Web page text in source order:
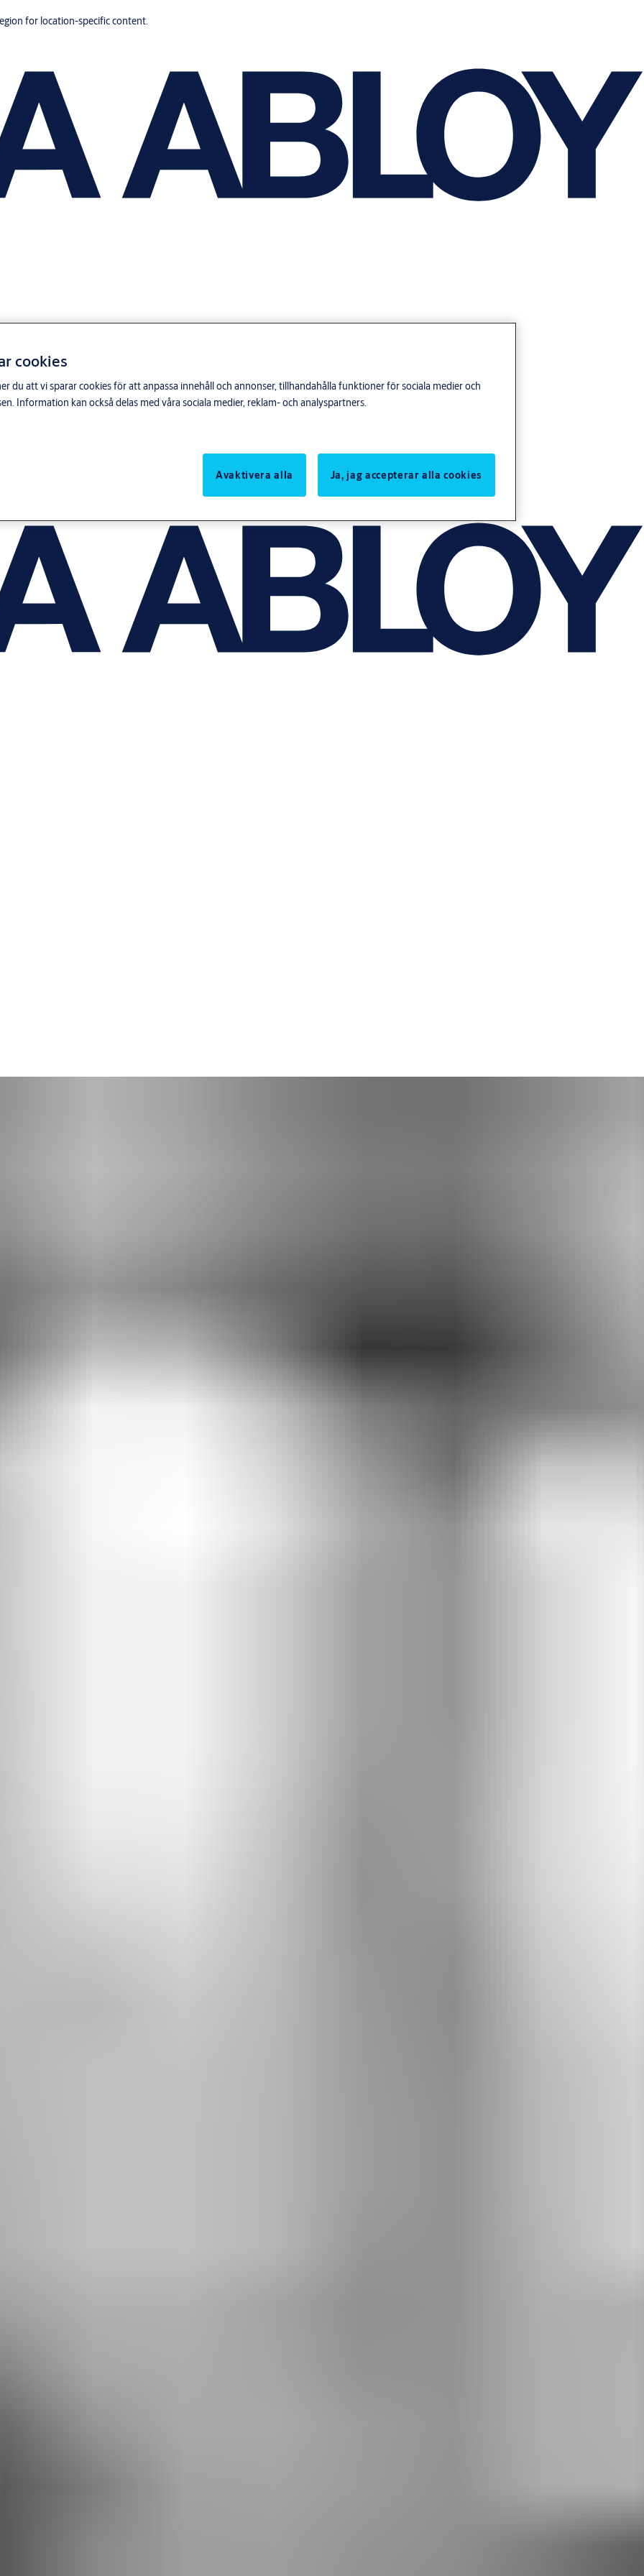
for location-specific content.
cookies
du att vi sparar cookies för att anpassa innehåll och annonser, tillhandahålla funktioner för sociala medier och
Information kan också delas med våra sociala medier, reklam- och analyspartners.
Avaktivera alla
Ja, jag accepterar alla cookies